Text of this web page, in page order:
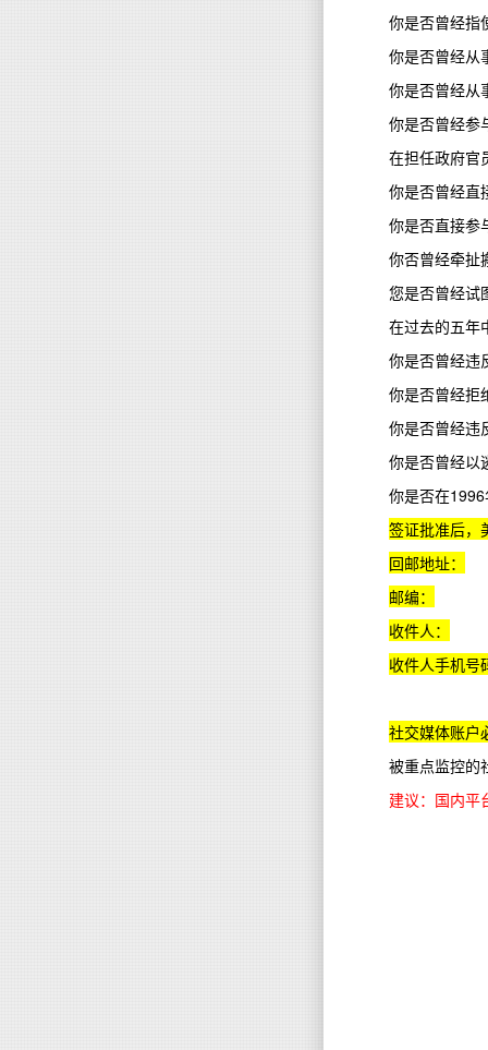
你是否曾经指
你是否曾经从
你是否曾经从
你是否曾经参
在担任政府官
你是否曾经直
你是否直接参
你否曾经牵扯
您是否曾经试
在过去的五年
你是否曾经违
你是否曾经拒
你是否曾经违
你是否曾经以
你是否在1996
签证批准后，
回邮地址：
邮编：
收件人：
收件人手机号
社交媒体账户
被重点监控的
建议：国内平